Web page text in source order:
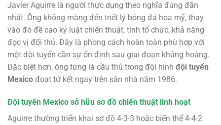
Javier Aguirre là người thực dụng theo nghĩa đúng đắn
nhất. Ông không màng đến triết lý bóng đá hoa mỹ, thay
vào đó đề cao kỷ luật chiến thuật, tính tổ chức, khả năng
đọc vị đối thủ. Đây là phong cách hoàn toàn phù hợp với
một đội tuyển cần sự ổn định sau giai đoạn khủng hoảng.
Đặc biệt hơn, ông từng là cầu thủ trong đội hình đội tuyển
Mexico đoạt tứ kết ngay trên sân nhà năm 1986.
Đội tuyển Mexico sở hữu sơ đồ chiến thuật linh hoạt
Aguirre thường triển khai sơ đồ 4-3-3 hoặc biến thể 4-4-2